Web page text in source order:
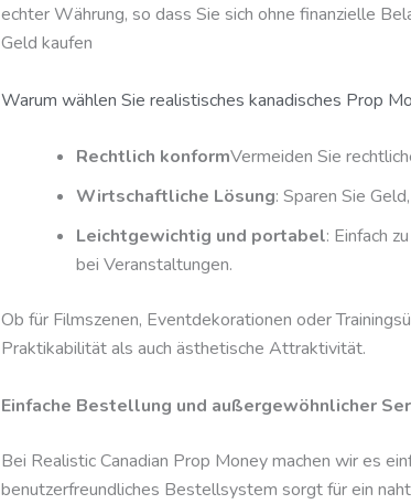
echter Währung, so dass Sie sich ohne finanzielle
Geld kaufen
Warum wählen Sie realistisches kanadisches Prop
Rechtlich konformVermeiden Sie
Wirtschaftliche Lösung: Sparen Sie
Leichtgewichtig und portabel: Einfach
bei Veranstaltungen.
Ob für Filmszenen, Eventdekorationen oder
Praktikabilität als auch ästhetische Attraktivität.
Einfache Bestellung und außergewöhnlicher
Bei Realistic Canadian Prop Money machen wir es
benutzerfreundliches Bestellsystem sorgt für ein